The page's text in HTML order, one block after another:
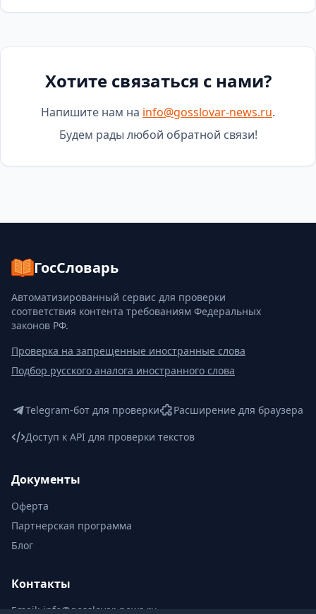
Хотите связаться с нами?
Напишите нам на info@gosslovar-news.ru.
Будем рады любой обратной связи!
ГосСловарь
Автоматизированный сервис для проверки
соответствия контента требованиям Федеральных
законов РФ.
Проверка на запрещенные иностранные слова
Подбор русского аналога иностранного слова
Telegram-бот для проверки
Расширение для браузера
Доступ к API для проверки текстов
Документы
Оферта
Партнерская программа
Блог
Контакты
Email: info@gosslovar-news.ru